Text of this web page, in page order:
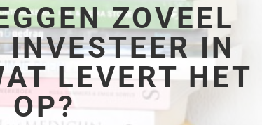
ZOVEEL
IN
LEVERT HET
OP?